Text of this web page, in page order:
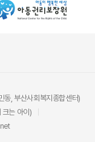
, 부산사회복지종합센터)
는 아이)